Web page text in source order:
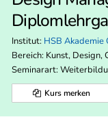
Institut: HSB Akademie
Bereich: Kunst, Design,
Seminarart:
Kurs merken